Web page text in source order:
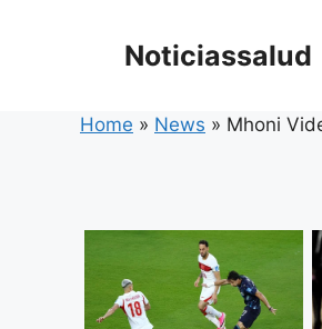
Noticiassalud
Home » News » Mhoni